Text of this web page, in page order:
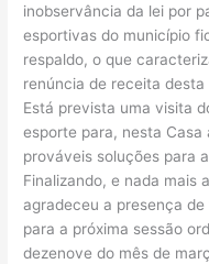
inobservância da lei por
esportivas do município
respaldo, o que
renúncia de receita
Está prevista uma visita
esporte para, nesta
prováveis soluções para
Finalizando, e nada mais
agradeceu a presença
para a próxima sessão
dezenove do mês de